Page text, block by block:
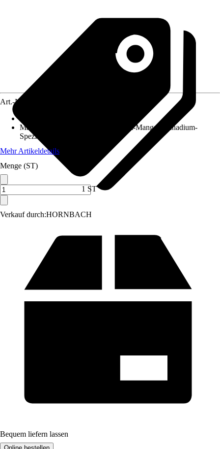
Verkauf durch:HORNBACH
Art.-Nr.
Material
Chrom-Molybdän-Silicium-Mangan-Vanadium-
Spezialstahl
Mehr Artikeldetails
Menge (ST)
1 ST
Bequem liefern lassen